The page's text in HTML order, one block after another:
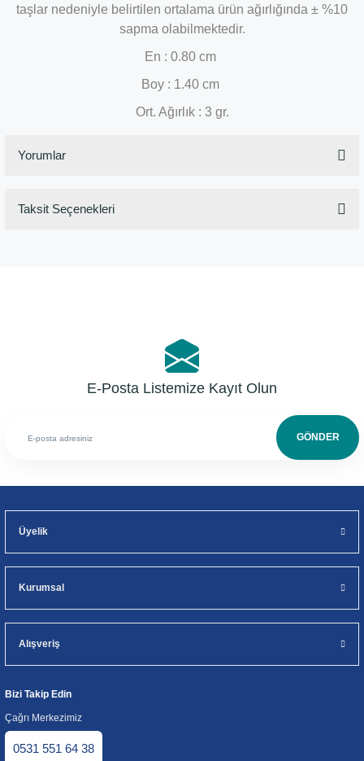
taşlar nedeniyle belirtilen ortalama ürün ağırlığında ± %10
sapma olabilmektedir.​
En : 0.80 cm
Boy : 1.40 cm
Ort. Ağırlık : 3 gr.
Yorumlar
Taksit Seçenekleri
E-Posta Listemize Kayıt Olun
GÖNDER
Üyelik
Kurumsal
Alışveriş
Bizi Takip Edin
Çağrı Merkezimiz
0531 551 64 38